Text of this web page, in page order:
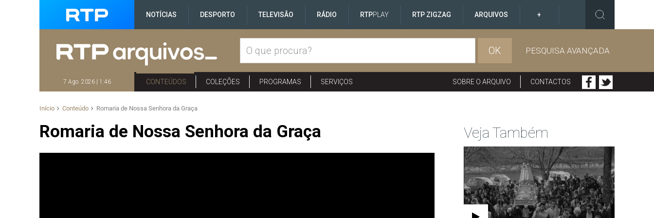
NOTÍCIAS DESPORTO TELEVISÃO RÁDIO RTPPLAY RTP ZIGZAG ARQUIVOS +
OK PESQUISA AVANÇADA
7 Ago. 2026 | 1:46 CONTEÚDOS COLEÇÕES PROGRAMAS SERVIÇOS SOBRE O ARQUIVO CONTACTOS
Início Conteúdo Romaria de Nossa Senhora da Graça
Romaria de Nossa Senhora da Graça Veja Também